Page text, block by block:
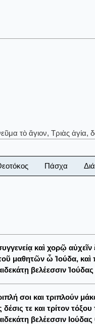
τὸ ἅγιον, Τριὰς ἁγία,
Πάσχα
καὶ χορῷ αὐχεῖν
μαθητῶν ὦ Ἰούδα, καὶ
βελέεσσιν Ἰούδας
σοι και τριπλούν
δέσις τε και τρίτον τόξου
βελέεσσιν Iούδας